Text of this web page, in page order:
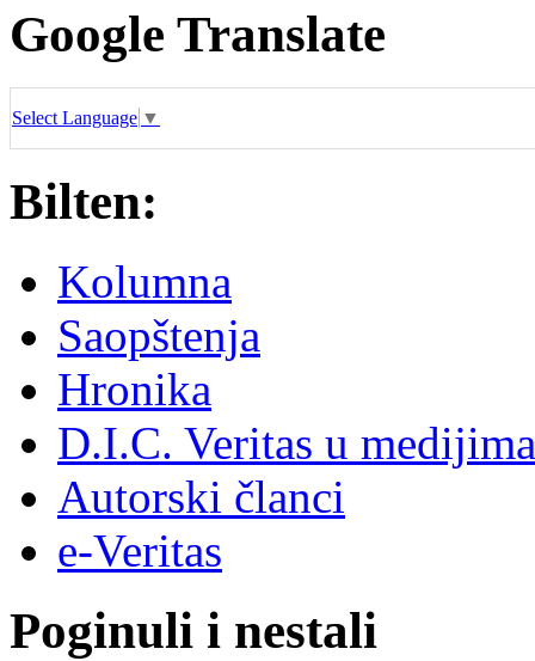
Google Translate
Select Language ▼
Bilten:
Kolumna
Saopštenja
Hronika
D.I.C. Veritas u medijima
Autorski članci
e-Veritas
Poginuli i nestali